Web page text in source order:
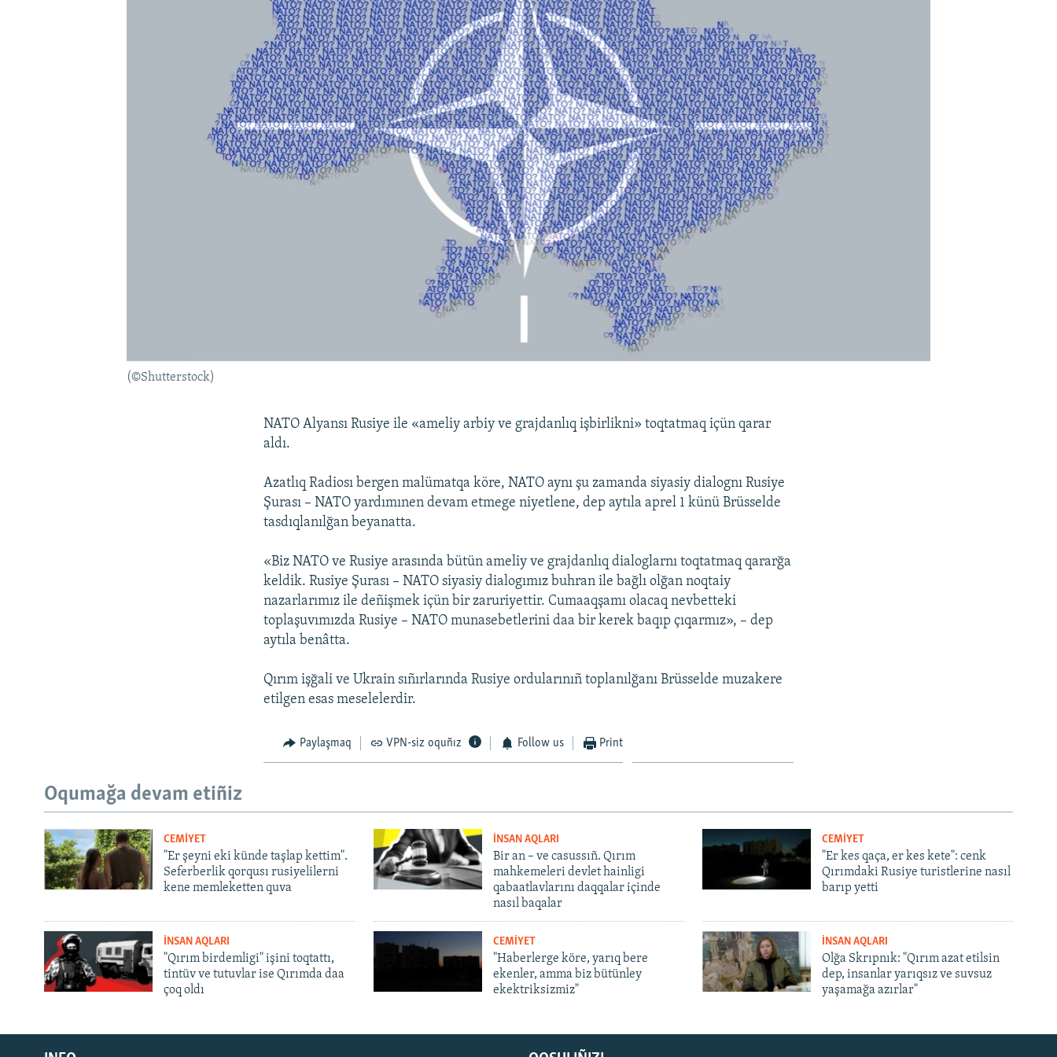
Русский
(©Shutterstock)
NATO Alyansı Rusiye ile «ameliy arbiy ve grajdanlıq işbirlikni» toqtatmaq içün qarar
aldı.
Azatlıq Radiosı bergen malümatqa köre, NATO aynı şu zamanda siyasiy dialognı Rusiye
Şurası – NATO yardımınen devam etmege niyetlene, dep aytıla aprel 1 künü Brüsselde
tasdıqlanılğan beyanatta.
«Biz NATO ve Rusiye arasında bütün ameliy ve grajdanlıq dialoglarnı toqtatmaq qararğa
keldik. Rusiye Şurası – NATO siyasiy dialogımız buhran ile bağlı olğan noqtaiy
nazarlarımız ile deñişmek içün bir zaruriyettir. Cumaaqşamı olacaq nevbetteki
toplaşuvımızda Rusiye – NATO munasebetlerini daa bir kerek baqıp çıqarmız», – dep
aytıla benâtta.
Qırım işğali ve Ukrain sıñırlarında Rusiye ordularınıñ toplanılğanı Brüsselde muzakere
etilgen esas meselelerdir.
Paylaşmaq VPN-siz oquñız Follow us Print
Oqumağa devam etiñiz
CEMİYET
"Er şeyni eki künde taşlap kettim".
Seferberlik qorqusı rusiyelilerni
kene memleketten quva
İNSAN AQLARI
Bir an – ve casussıñ. Qırım
mahkemeleri devlet hainligi
qabaatlavlarını daqqalar içinde
nasıl baqalar
CEMİYET
"Er kes qaça, er kes kete": cenk
Qırımdaki Rusiye turistlerine nasıl
barıp yetti
İNSAN AQLARI
"Qırım birdemligi" işini toqtattı,
tintüv ve tutuvlar ise Qırımda daa
çoq oldı
CEMİYET
"Haberlerge köre, yarıq bere
ekenler, amma biz bütünley
ekektriksizmiz"
İNSAN AQLARI
Olğa Skrıpnık: "Qırım azat etilsin
dep, insanlar yarıqsız ve suvsuz
yaşamağa azırlar"